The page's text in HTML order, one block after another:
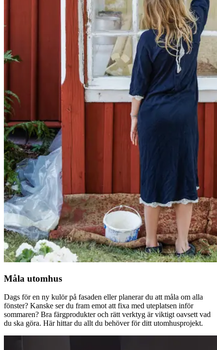
Måla utomhus
Dags för en ny kulör på fasaden eller planerar du att måla om alla
fönster? Kanske ser du fram emot att fixa med uteplatsen inför
sommaren? Bra färgprodukter och rätt verktyg är viktigt oavsett vad
du ska göra. Här hittar du allt du behöver för ditt utomhusprojekt.